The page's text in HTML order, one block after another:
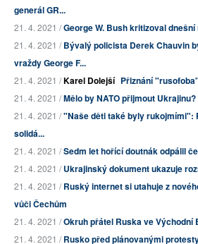
generál GR...
21. 4. 2021 /George W. Bush kritizoval
21. 4. 2021 /Bývalý policista Derek Chauvin
vraždy George F...
21. 4. 2021 /Karel Dolejší Přiznání "rusofoba"
21. 4. 2021 /Mělo by NATO přijmout Ukrajinu?
21. 4. 2021 /"Naše děti také byly rukojmími":
solidá...
21. 4. 2021 /Sedm let hořící doutnák odpálil
21. 4. 2021 /Ukrajinský dokument ukazuje
21. 4. 2021 /Ruský internet si utahuje z
vůči Čechům
21. 4. 2021 /Okruh přátel Ruska ve Východní
21. 4. 2021 /Rusko před plánovanými